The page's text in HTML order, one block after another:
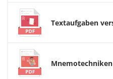
Textaufgaben